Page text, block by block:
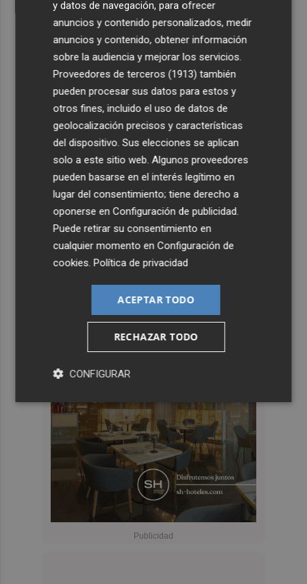
y datos de navegación, para ofrecer
anuncios y contenido personalizados, medir
anuncios y contenido, obtener información
sobre la audiencia y mejorar los servicios.
Proveedores de terceros (1913) también
pueden procesar sus datos para estos y
otros fines, incluido el uso de datos de
geolocalización precisos y características
del dispositivo. Sus elecciones se aplican
solo a este sitio web. Algunos proveedores
pueden basarse en el interés legítimo en
lugar del consentimiento; tiene derecho a
oponerse enConfiguración de publicidad
Puede retirar su consentimiento en
cualquier momento enConfiguración de
cookies .Política de privacidad
ACEPTAR TODO
RECHAZAR TODO
CONFIGURAR